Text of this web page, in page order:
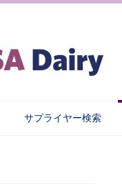
サプライヤー検索